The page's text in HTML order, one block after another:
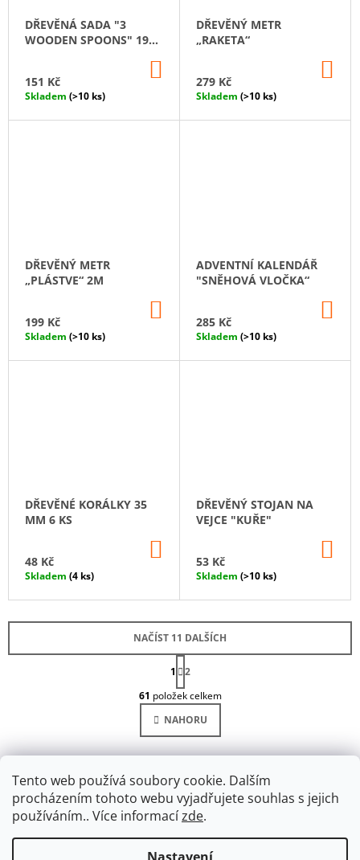
Tento web používá soubory cookie. Dalším
procházením tohoto webu vyjadřujete souhlas s jejich
používáním.. Více informacízde.
DŘEVĚNÁ SADA "3
WOODEN SPOONS" 19
151 Kč
KOŠÍKU
Skladem (>10 ks)
DŘEVĚNÝ METR
„RAKETA“
279 Kč
Skladem (>10 ks)
DŘEVĚNÝ METR
„PLÁSTVE“ 2M
199 Kč KOŠÍKU
Skladem (>10 ks)
ADVENTNÍ KALENDÁŘ
"SNĚHOVÁ VLOČKA“
285 Kč
Skladem (>10 ks)
DŘEVĚNÉ KORÁLKY 35
MM 6 KS
48 Kč KOŠÍKU
Skladem (4 ks)
DŘEVĚNÝ STOJAN NA
VEJCE "KUŘE"
53 Kč
Skladem (>10 ks)
O
V
L
Á
D
A
C
Í
P
R
V
K
NAČÍST 11 DALŠÍCH
S
T
R
Á
N
K
O
V
Á
Í
1
2
61 položek celkem
NAHORU